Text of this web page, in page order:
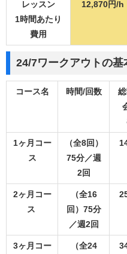
レッスン
1時間あたり
費用
12,870円/h
24/7ワークアウトの
コース名 時間/回数
1ヶ月コー
ス
（全8回）
75分／週
2回
2ヶ月コー
ス
（全16
回）75分
／週2回
3ヶ月コー （全24